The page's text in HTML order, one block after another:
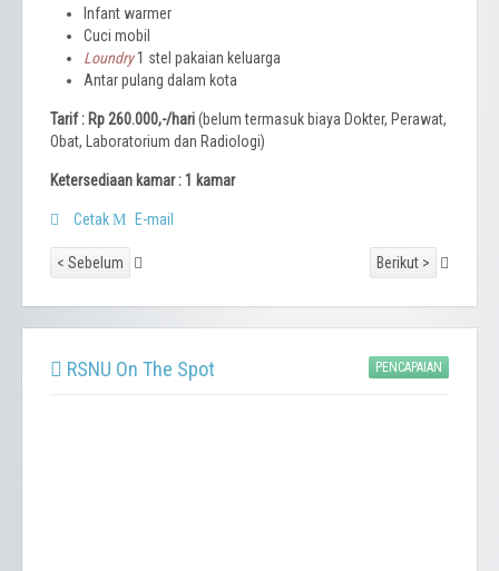
Infant warmer
Cuci mobil
Loundry1 stel pakaian keluarga
Antar pulang dalam kota
Tarif : Rp 260.000,-/hari(belum termasuk biaya Dokter, Perawat,
Obat, Laboratorium dan Radiologi)
Ketersediaan kamar :1 kamar
Cetak E-mail
< Sebelum Berikut >
PENCAPAIAN
RSNU On The Spot